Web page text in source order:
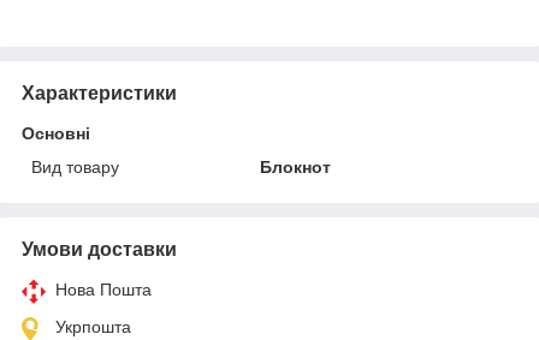
Характеристики
Основні
Вид товару
Блокнот
Умови доставки
Нова Пошта
Укрпошта